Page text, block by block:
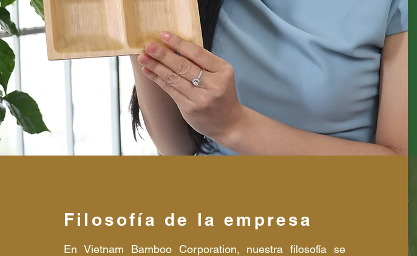
Filosofía de la empresa
En Vietnam Bamboo Corporation, nuestra filosofía se